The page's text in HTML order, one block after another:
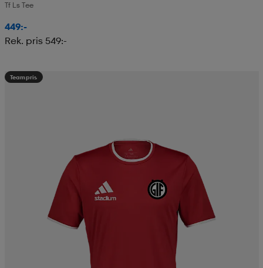
Tf Ls Tee
449:-
Rek. pris 549:-
Teampris